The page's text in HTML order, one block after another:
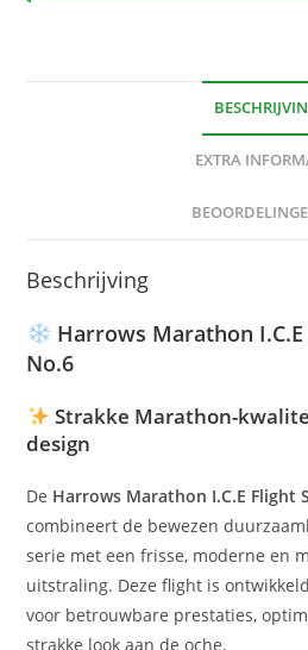
EXTRA
Beschrijving
Harrows Marathon
No.6
Strakke Marathon-
design
De Harrows Marathon I.C.E Flight
combineert de bewezen
serie met een frisse, moderne en
uitstraling. Deze flight is
voor betrouwbare prestaties,
strakke look aan de oche.